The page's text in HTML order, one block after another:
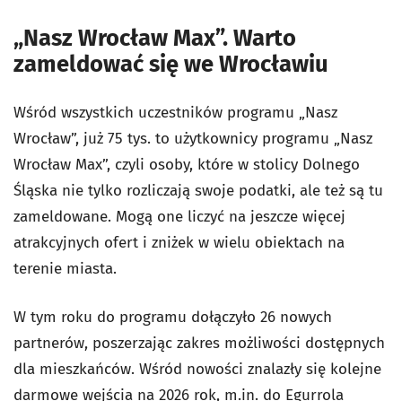
„Nasz Wrocław Max”. Warto
zameldować się we Wrocławiu
Wśród wszystkich uczestników programu „Nasz
Wrocław”, już 75 tys. to użytkownicy programu „Nasz
Wrocław Max”, czyli osoby, które w stolicy Dolnego
Śląska nie tylko rozliczają swoje podatki, ale też są tu
zameldowane. Mogą one liczyć na jeszcze więcej
atrakcyjnych ofert i zniżek w wielu obiektach na
terenie miasta.
W tym roku do programu dołączyło 26 nowych
partnerów, poszerzając zakres możliwości dostępnych
dla mieszkańców. Wśród nowości znalazły się kolejne
darmowe wejścia na 2026 rok, m.in. do Egurrola